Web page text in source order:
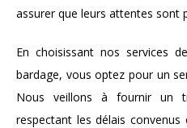
assurer que leurs attentes sont
En choisissant nos services
bardage, vous optez pour un
Nous veillons à fournir un
respectant les délais